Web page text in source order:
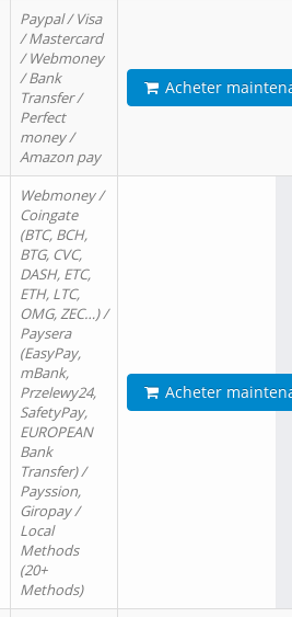
Paypal / Visa
/ Mastercard
/ Webmoney
/ Bank
Transfer /
Perfect
money /
Amazon pay
Acheter
Webmoney /
Coingate
(BTC, BCH,
BTG, CVC,
DASH, ETC,
ETH, LTC,
OMG, ZEC…) /
Paysera
(EasyPay,
mBank,
Przelewy24,
SafetyPay,
EUROPEAN
Bank
Transfer) /
Payssion,
Giropay /
Local
Methods
(20+
Methods)
Acheter